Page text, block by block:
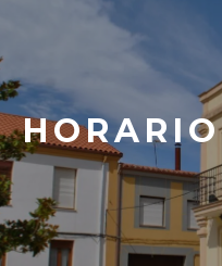
HORARIO